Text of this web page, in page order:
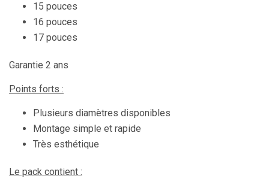
15 pouces
16 pouces
17 pouces
Garantie 2 ans
Points forts :
Plusieurs diamètres disponibles
Montage simple et rapide
Très esthétique
Le pack contient :